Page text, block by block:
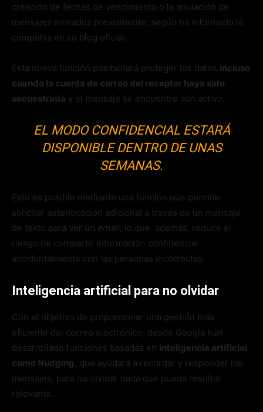
creación de fechas de vencimiento o la anulación de
mensajes enviados previamente, según ha informado la
compañía en su blog oficial.
Esta nueva función posibilitará proteger los datos incluso
cuando la cuenta de correo del receptor haya sido
secuestrada y el mensaje se encuentre aún activo.
EL MODO CONFIDENCIAL ESTARÁ
DISPONIBLE DENTRO DE UNAS
SEMANAS.
Esto es posible mediante una función que permite
solicitar autenticación adicional a través de un mensaje
de texto para ver un email , lo que, además, reduce el
riesgo de compartir información confidencial
accidentalmente con las personas incorrectas.
Inteligencia artificial para no olvidar
Con el objetivo de proporcionar una gestión más
eficiente del correo electrónico, desde Google han
desarrollado funciones basadas en inteligencia artificial
como Nudging , que ayudará a recordar y responder los
mensajes, para no olvidar nada que pueda resultar
relevante.